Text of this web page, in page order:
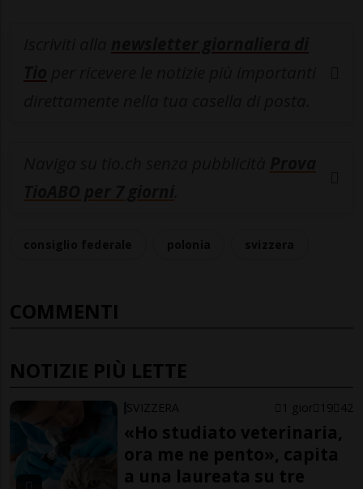
COMMENTI
NOTIZIE PIÙ LETTE
SVIZZERA 1 gior 19 42
«Ho studiato veterinaria,
ora me ne pento», capita
a una laureata su tre